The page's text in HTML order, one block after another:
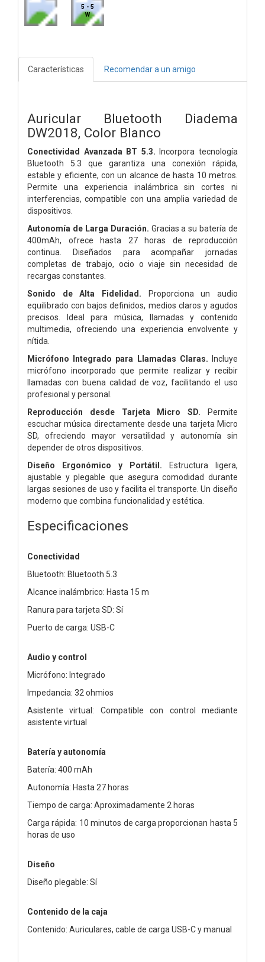
5 - 5
W
Características Recomendar a un amigo
Auricular Bluetooth Diadema
DW2018, Color Blanco
Conectividad Avanzada BT 5.3. Incorpora tecnología
Bluetooth 5.3 que garantiza una conexión rápida,
estable y eficiente, con un alcance de hasta 10 metros.
Permite una experiencia inalámbrica sin cortes ni
interferencias, compatible con una amplia variedad de
dispositivos.
Autonomía de Larga Duración. Gracias a su batería de
400mAh, ofrece hasta 27 horas de reproducción
continua. Diseñados para acompañar jornadas
completas de trabajo, ocio o viaje sin necesidad de
recargas constantes.
Sonido de Alta Fidelidad. Proporciona un audio
equilibrado con bajos definidos, medios claros y agudos
precisos. Ideal para música, llamadas y contenido
multimedia, ofreciendo una experiencia envolvente y
nítida.
Micrófono Integrado para Llamadas Claras. Incluye
micrófono incorporado que permite realizar y recibir
llamadas con buena calidad de voz, facilitando el uso
profesional y personal.
Reproducción desde Tarjeta Micro SD.
Permite
escuchar música directamente desde una tarjeta Micro
SD, ofreciendo mayor versatilidad y autonomía sin
depender de otros dispositivos.
Diseño Ergonómico y Portátil. Estructura ligera,
ajustable y plegable que asegura comodidad durante
largas sesiones de uso y facilita el transporte. Un diseño
moderno que combina funcionalidad y estética.
Especificaciones
Conectividad
Bluetooth: Bluetooth 5.3
Alcance inalámbrico: Hasta 15 m
Ranura para tarjeta SD: Sí
Puerto de carga: USB-C
Audio y control
Micrófono: Integrado
Impedancia: 32 ohmios
Asistente virtual: Compatible con control mediante
asistente virtual
Batería y autonomía
Batería: 400 mAh
Autonomía: Hasta 27 horas
Tiempo de carga: Aproximadamente 2 horas
Carga rápida: 10 minutos de carga proporcionan hasta 5
horas de uso
Diseño
Diseño plegable: Sí
Contenido de la caja
Contenido: Auriculares, cable de carga USB-C y manual